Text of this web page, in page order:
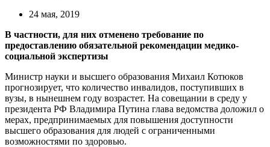
24 мая, 2019
В частности, для них отменено требование по
предоставлению обязательной рекомендации медико-
социальной экспертизы
Министр науки и высшего образования Михаил Котюков
прогнозирует, что количество инвалидов, поступивших в
вузы, в нынешнем году возрастет. На совещании в среду у
президента РФ Владимира Путина глава ведомства доложил о
мерах, предпринимаемых для повышения доступности
высшего образования для людей с ограниченными
возможностями по здоровью.